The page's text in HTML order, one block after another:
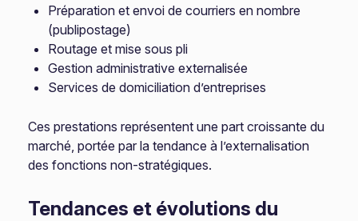
Préparation et envoi de courriers en nombre
(publipostage)
Routage et mise sous pli
Gestion administrative externalisée
Services de domiciliation d’entreprises
Ces prestations représentent une part croissante du
marché, portée par la tendance à l’externalisation
des fonctions non-stratégiques.
Tendances et évolutions du